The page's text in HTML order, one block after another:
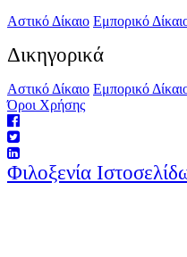
Αστικό Δίκαιο Εμπορικό
Δικηγορικά
Αστικό Δίκαιο Εμπορικό
Όροι Χρήσης
Φιλοξενία